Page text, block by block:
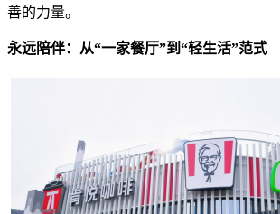
善的力量。
永远陪伴：从“一家餐厅”到“轻生活”范式